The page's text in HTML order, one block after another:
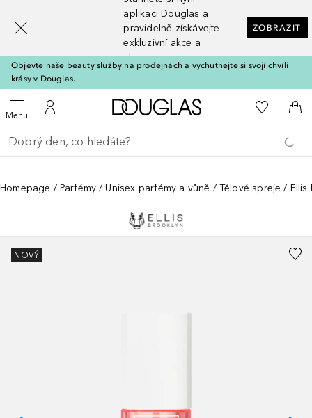
aplikaci Douglas a
pravidelně získávejte
exkluzivní akce a
slevy
ZOBRAZIT
Objevte naše beauty služby na prodejnách a vychutnejte si svojí chvíli
krásy v Douglas.
MenuOtevřít menuK mému účtu
Domů K mému
Do
Vraťte se
Proveďte vyhledávání
Homepage Parfémy Unisex parfémy a vůně Tělové spreje Ellis
NOVÝ
[navigation.slideout.screenreader]